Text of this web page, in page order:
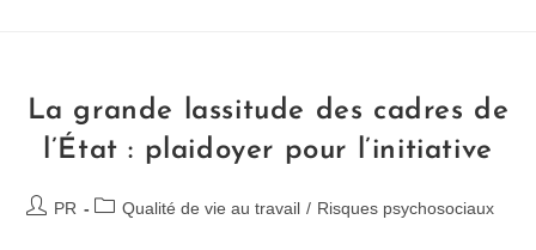
La grande lassitude des cadres de
l’État : plaidoyer pour l’initiative
PR Qualité de vie au travail / Risques psychosociaux